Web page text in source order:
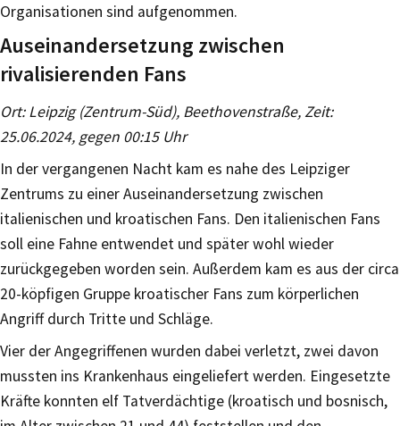
Organisationen sind aufgenommen.
Auseinandersetzung zwischen
rivalisierenden Fans
Ort: Leipzig (Zentrum-Süd), Beethovenstraße, Zeit:
25.06.2024, gegen 00:15 Uhr
In der vergangenen Nacht kam es nahe des Leipziger
Zentrums zu einer Auseinandersetzung zwischen
italienischen und kroatischen Fans. Den italienischen Fans
soll eine Fahne entwendet und später wohl wieder
zurückgegeben worden sein. Außerdem kam es aus der circa
20-köpfigen Gruppe kroatischer Fans zum körperlichen
Angriff durch Tritte und Schläge.
Vier der Angegriffenen wurden dabei verletzt, zwei davon
mussten ins Krankenhaus eingeliefert werden. Eingesetzte
Kräfte konnten elf Tatverdächtige (kroatisch und bosnisch,